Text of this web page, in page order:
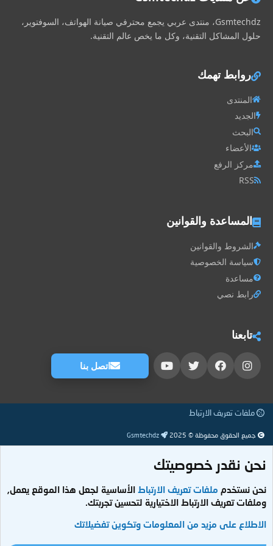
Gsmtechdz، منتدى عربي يجمع محترفي صيانة الهواتف، السوفتوير،
حلول المشاكل التقنية، وكل ما يخص عالم التقنية.
روابط تهمك
المنتدى
الجديد
البحث
الأعضاء
مركز الرفع
RSS
المساعدة والقوانين
الشروط والقوانين
سياسة الخصوصية
مساعدة
رابط نصي
تابعنا
اتصل بنا
ملفات تعريف الارتباط
جميع الحقوق محفوظة © 2025 Gsmtechdz
نحن نقدر خصوصيتك
نحن نستخدم ملفات تعريف الارتباطالأساسية لجعل هذا الموقع يعمل,
وملفات تعريف الارتباط الاختيارية لتحسين تجربتك.
الاطلاع على مزيد من المعلومات وتكوين تفضيلاتك